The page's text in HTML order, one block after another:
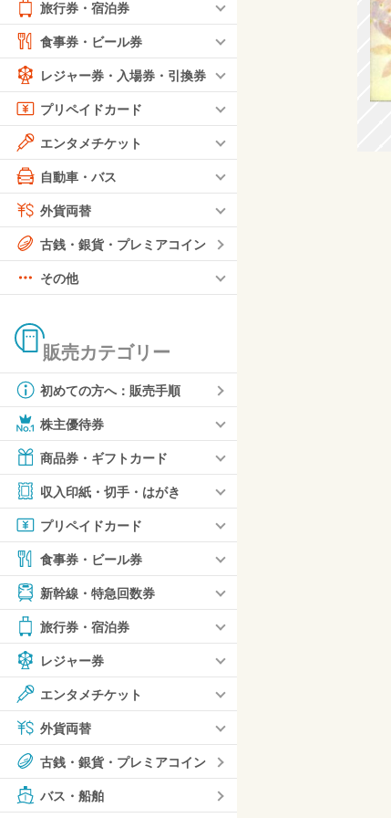
旅行券・宿泊券
食事券・ビール券
レジャー券・入場券・引換券
プリペイドカード
エンタメチケット
自動車・バス
外貨両替
古銭・銀貨・プレミアコイン
その他
販売カテゴリー
初めての方へ：販売手順
株主優待券
商品券・ギフトカード
収入印紙・切手・はがき
プリペイドカード
食事券・ビール券
新幹線・特急回数券
旅行券・宿泊券
レジャー券
エンタメチケット
外貨両替
古銭・銀貨・プレミアコイン
バス・船舶